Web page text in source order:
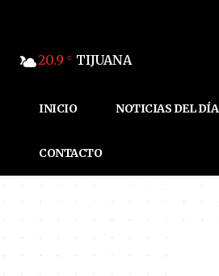
20.9 C TIJUANA
INICIO NOTICIAS DEL DÍA
CONTACTO